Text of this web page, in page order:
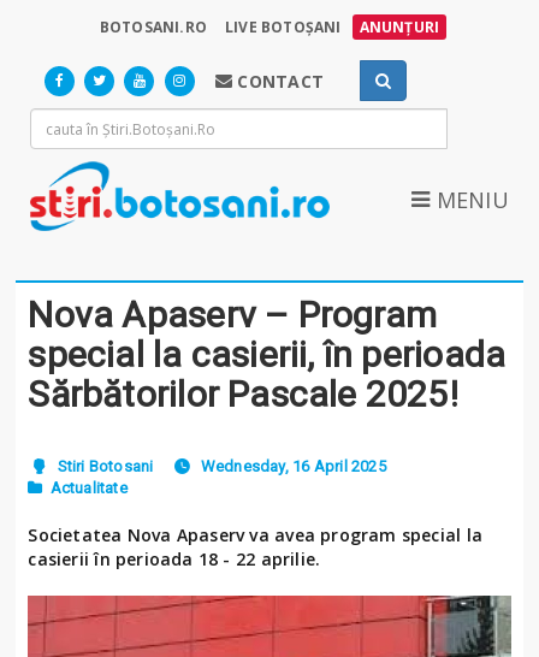
BOTOSANI.RO LIVE BOTOȘANI ANUNȚURI
CONTACT
MENIU
Nova Apaserv – Program
special la casierii, în perioada
Sărbătorilor Pascale 2025!
Stiri Botosani
Wednesday, 16 April 2025
Actualitate
Societatea Nova Apaserv va avea program special la
casierii în perioada 18 - 22 aprilie.